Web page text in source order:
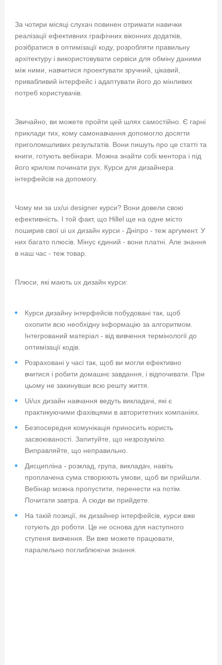
За чотири місяці слухач повинен отримати навички
реалізації ефективних графічних віконних додатків,
розібратися в оптимізації коду, розробляти правильну
архітектуру і використовувати сервіси для обміну даними
між ними, навчитися проектувати зручний, цікавий,
привабливий інтерфейс і адаптувати його до мінливих
потреб користувачів.
Звичайно, ви можете пройти цей шлях самостійно. Є гарні
приклади тих, кому самонавчання допомогло досягти
приголомшливих результатів. Вони пишуть про це статті та
книги, готують вебінари. Можна знайти собі ментора і під
його крилом починати рух. Курси для дизайнера
інтерфейсів на допомогу.
Чому ми за ux/ui designer курси? Вони довели свою
ефективність. І той факт, що Hillel ще на одне місто
поширив свої ui ux дизайн курси - Дніпро - теж аргумент. У
них багато плюсів. Мінус єдиний - вони платні. Але знання
в наш час - теж товар.
Плюси, які мають ux дизайн курси:
Курси дизайну інтерфейсів побудовані так, щоб
охопити всю необхідну інформацію за алгоритмом.
Інтегрований матеріал - від вивчення термінології до
оптимізації кодів.
Розраховані у часі так, щоб ви могли ефективно
вчитися і робити домашнє завдання, і відпочивати. При
цьому не закинувши всю решту життя.
Ui/ux дизайн навчання ведуть викладачі, які є
практикуючими фахівцями в авторитетних компаніях.
Безпосередня комунікація приносить користь
засвоюваності. Запитуйте, що незрозуміло.
Виправляйте, що неправильно.
Дисципліна - розклад, група, викладач, навіть
проплачена сума створюють умови, щоб ви прийшли.
Вебінар можна пропустити, перенести на потім.
Почитати завтра. А сюди ви прийдете.
На такій позиції, як дизайнер інтерфейсів, курси вже
готують до роботи. Це не основа для наступного
ступеня вивчення. Ви вже можете працювати,
паралельно поглиблюючи знання.